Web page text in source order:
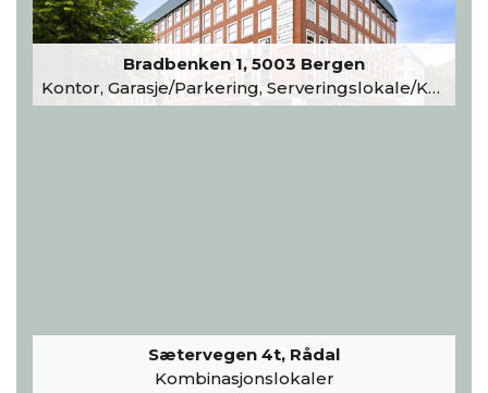
Bradbenken 1, 5003 Bergen
Kontor, Garasje/Parkering, Serveringslokale/Kantine, Undervisning/Arrangement
Sætervegen 4t, Rådal
Kombinasjonslokaler